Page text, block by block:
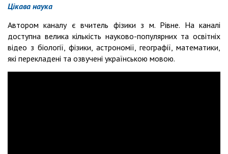
Цікава наука
Автором каналу є вчитель фізики з м. Рівне. На каналі
доступна велика кількість науково-популярних та освітніх
відео з біології, фізики, астрономії, географії, математики,
які перекладені та озвучені українською мовою.